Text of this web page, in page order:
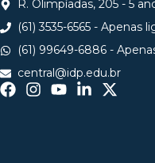
R. Olimpíadas, 205 - 5
(61) 3535-6565 - Apenas
(61) 99649-6886 -
central@idp.edu.br